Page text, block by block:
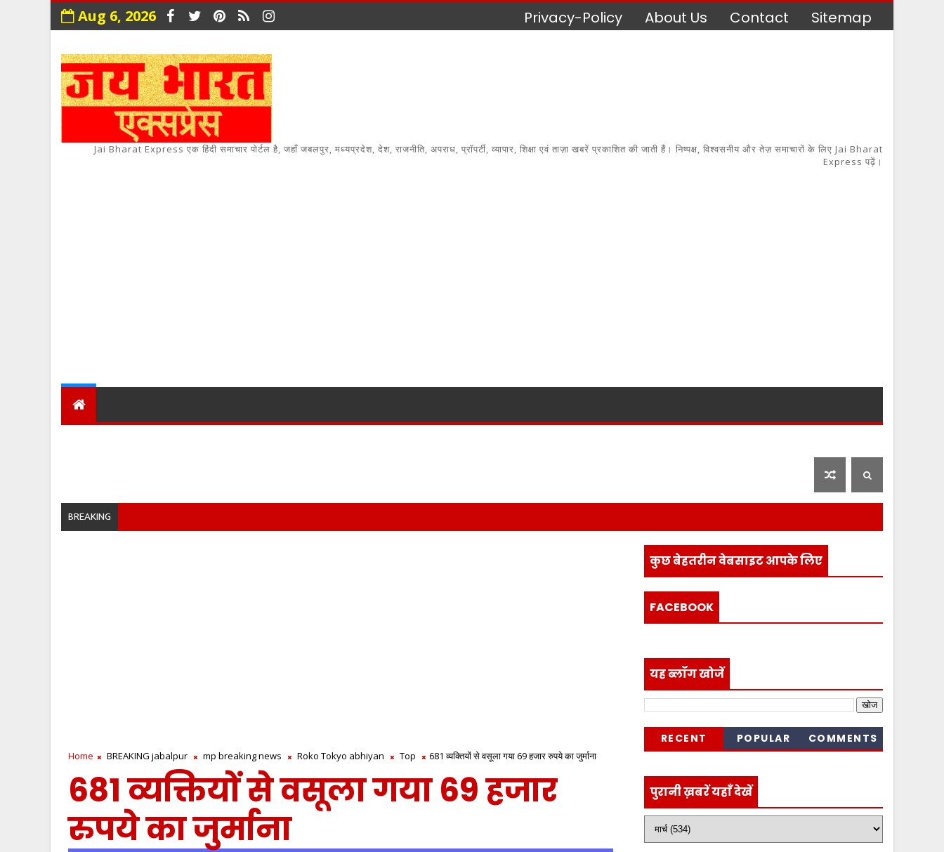
Aug 6, 2026 Privacy-Policy About Us Contact Sitemap
Jai Bharat Express एक हिंदी समाचार पोर्टल है, जहाँ जबलपुर, मध्यप्रदेश, देश, राजनीति, अपराध, प्रॉपर्टी, व्यापार, शिक्षा एवं ताज़ा खबरें प्रकाशित की जाती हैं। निष्पक्ष, विश्वसनीय और तेज़ समाचारों के लिए Jai Bharat
Express पढ़ें।
BREAKING
Home BREAKING jabalpur mp breaking news Roko Tokyo abhiyan Top 681 व्यक्तियों से वसूला गया 69 हजार रुपये का जुर्माना
681 व्यक्तियों से वसूला गया 69 हजार
रुपये का जुर्माना
कुछ बेहतरीन वेबसाइट आपके लिए
FACEBOOK
यह ब्लॉग खोजें
RECENT POPULAR COMMENTS
पुरानी ख़बरें यहाँ देखें